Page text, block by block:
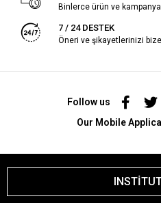
Binlerce ürün ve
7 / 24 DESTEK
Öneri ve şikayetlerinizi
Follow us
Our Mobile